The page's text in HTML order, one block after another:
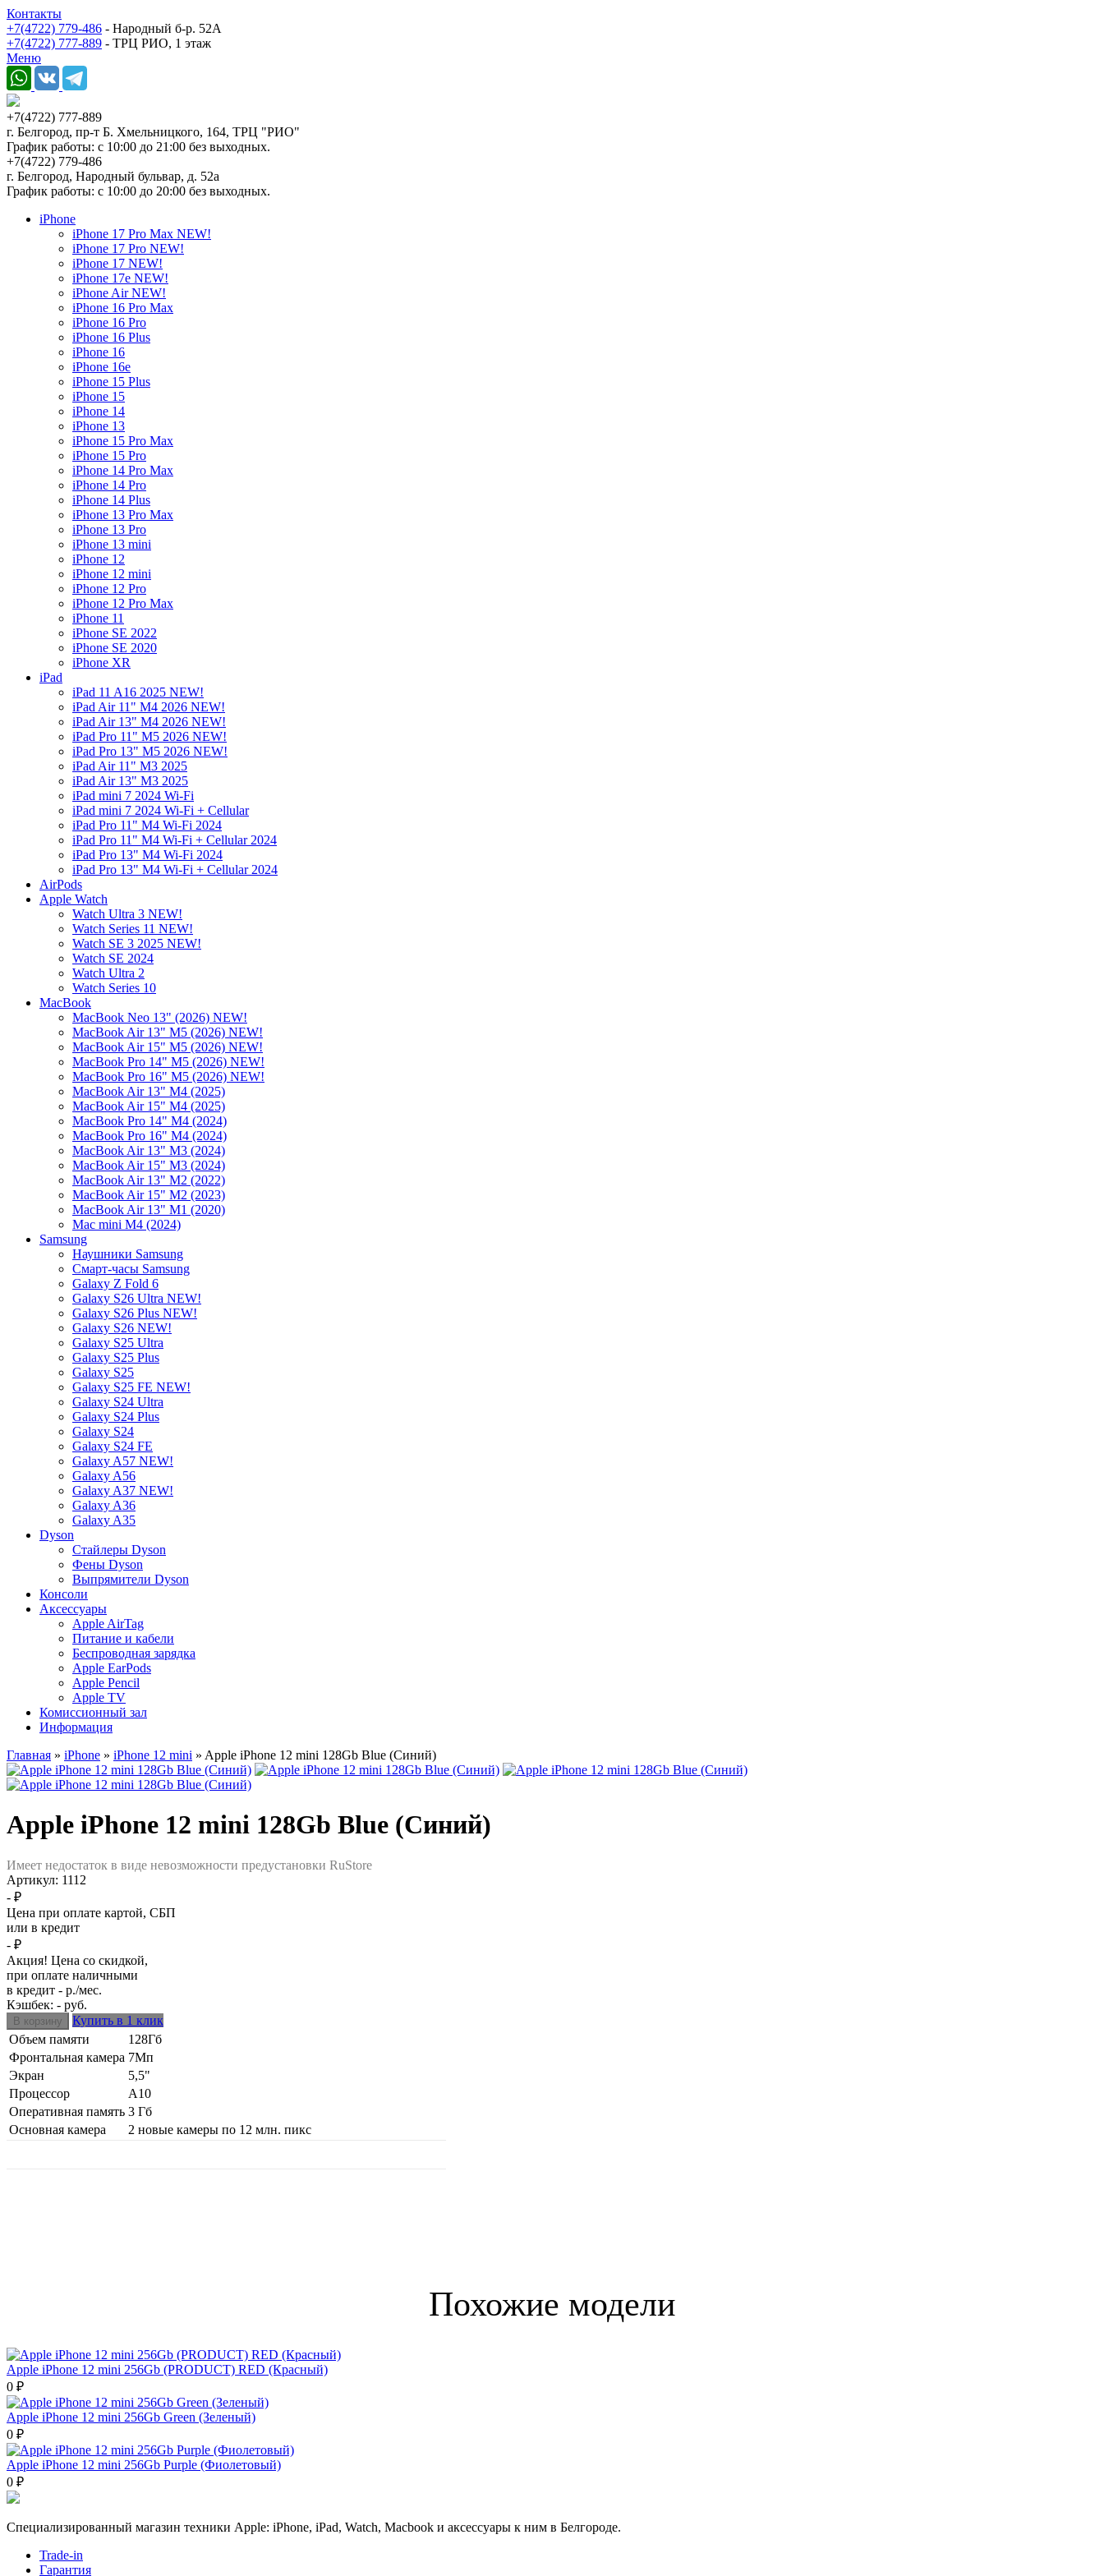
Контакты
+7(4722) 779-486 - Народный б-р. 52А
+7(4722) 777-889 - ТРЦ РИО, 1 этаж
Меню
+7(4722) 777-889
г. Белгород, пр-т Б. Хмельницкого, 164, ТРЦ "РИО"
График работы: с 10:00 до 21:00 без выходных.
+7(4722) 779-486
г. Белгород, Народный бульвар, д. 52а
График работы: с 10:00 до 20:00 без выходных.
iPhone
iPhone 17 Pro Max NEW!
iPhone 17 Pro NEW!
iPhone 17 NEW!
iPhone 17e NEW!
iPhone Air NEW!
iPhone 16 Pro Max
iPhone 16 Pro
iPhone 16 Plus
iPhone 16
iPhone 16e
iPhone 15 Plus
iPhone 15
iPhone 14
iPhone 13
iPhone 15 Pro Max
iPhone 15 Pro
iPhone 14 Pro Max
iPhone 14 Pro
iPhone 14 Plus
iPhone 13 Pro Max
iPhone 13 Pro
iPhone 13 mini
iPhone 12
iPhone 12 mini
iPhone 12 Pro
iPhone 12 Pro Max
iPhone 11
iPhone SE 2022
iPhone SE 2020
iPhone XR
iPad
iPad 11 A16 2025 NEW!
iPad Air 11" M4 2026 NEW!
iPad Air 13" M4 2026 NEW!
iPad Pro 11" M5 2026 NEW!
iPad Pro 13" M5 2026 NEW!
iPad Air 11" M3 2025
iPad Air 13" M3 2025
iPad mini 7 2024 Wi-Fi
iPad mini 7 2024 Wi-Fi + Cellular
iPad Pro 11" M4 Wi-Fi 2024
iPad Pro 11" M4 Wi-Fi + Cellular 2024
iPad Pro 13" M4 Wi-Fi 2024
iPad Pro 13" M4 Wi-Fi + Cellular 2024
AirPods
Apple Watch
Watch Ultra 3 NEW!
Watch Series 11 NEW!
Watch SE 3 2025 NEW!
Watch SE 2024
Watch Ultra 2
Watch Series 10
MacBook
MacBook Neo 13" (2026) NEW!
MacBook Air 13" M5 (2026) NEW!
MacBook Air 15" M5 (2026) NEW!
MacBook Pro 14" M5 (2026) NEW!
MacBook Pro 16" M5 (2026) NEW!
MacBook Air 13" M4 (2025)
MacBook Air 15" M4 (2025)
MacBook Pro 14" M4 (2024)
MacBook Pro 16" M4 (2024)
MacBook Air 13" M3 (2024)
MacBook Air 15" M3 (2024)
MacBook Air 13" M2 (2022)
MacBook Air 15" M2 (2023)
MacBook Air 13" M1 (2020)
Mac mini M4 (2024)
Samsung
Наушники Samsung
Смарт-часы Samsung
Galaxy Z Fold 6
Galaxy S26 Ultra NEW!
Galaxy S26 Plus NEW!
Galaxy S26 NEW!
Galaxy S25 Ultra
Galaxy S25 Plus
Galaxy S25
Galaxy S25 FE NEW!
Galaxy S24 Ultra
Galaxy S24 Plus
Galaxy S24
Galaxy S24 FE
Galaxy A57 NEW!
Galaxy A56
Galaxy A37 NEW!
Galaxy A36
Galaxy A35
Dyson
Стайлеры Dyson
Фены Dyson
Выпрямители Dyson
Консоли
Аксессуары
Apple AirTag
Питание и кабели
Беспроводная зарядка
Apple EarPods
Apple Pencil
Apple TV
Комиссионный зал
Информация
Главная » iPhone » iPhone 12 mini » Apple iPhone 12 mini 128Gb Blue (Синий)
Apple iPhone 12 mini 128Gb Blue (Синий)
Имеет недостаток в виде невозможности предустановки RuStore
Артикул: 1112
- ₽
Цена при оплате картой, СБП
или в кредит
- ₽
Акция! Цена со скидкой,
при оплате наличными
в кредит - р./мес.
Кэшбек: - руб.
Купить в 1 клик
Объем памяти
128Гб
Фронтальная камера 7Мп
Экран
5,5"
Процессор
А10
Оперативная память 3 Гб
Основная камера
2 новые камеры по 12 млн. пикс
Похожие модели
Apple iPhone 12 mini 256Gb (PRODUCT) RED (Красный)
0 ₽
Apple iPhone 12 mini 256Gb Green (Зеленый)
0 ₽
Apple iPhone 12 mini 256Gb Purple (Фиолетовый)
0 ₽
Специализированный магазин техники Apple: iPhone, iPad, Watch, Macbook и аксессуары к ним в Белгороде.
Trade-in
Гарантия